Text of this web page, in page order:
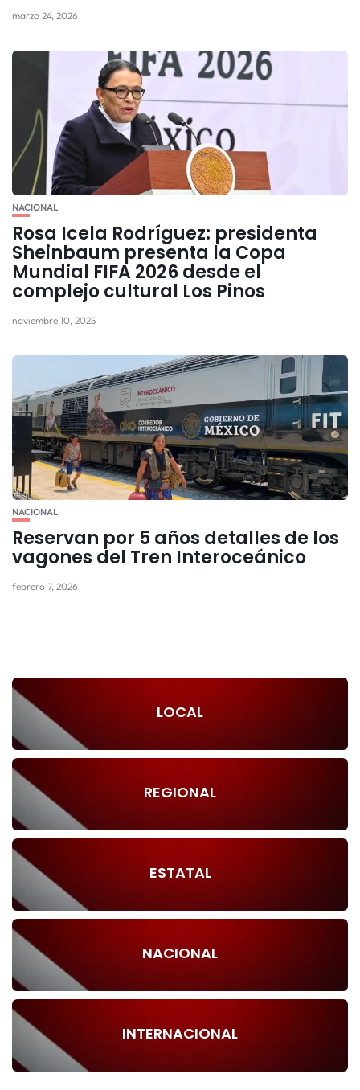
marzo 24, 2026
NACIONAL
Rosa Icela Rodríguez: presidenta
Sheinbaum presenta la Copa
Mundial FIFA 2026 desde el
complejo cultural Los Pinos
noviembre 10, 2025
NACIONAL
Reservan por 5 años detalles de los
vagones del Tren Interoceánico
febrero 7, 2026
LOCAL
REGIONAL
ESTATAL
NACIONAL
INTERNACIONAL